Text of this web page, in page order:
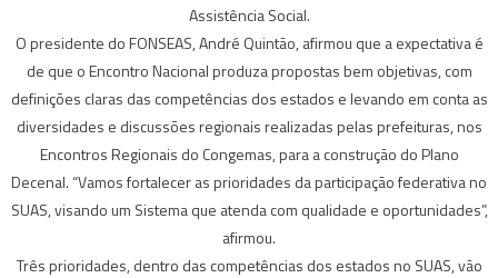
Assistência Social.
O presidente do FONSEAS, André Quintão, afirmou que a expectativa é
de que o Encontro Nacional produza propostas bem objetivas, com
definições claras das competências dos estados e levando em conta as
diversidades e discussões regionais realizadas pelas prefeituras, nos
Encontros Regionais do Congemas, para a construção do Plano
Decenal. “Vamos fortalecer as prioridades da participação federativa no
SUAS, visando um Sistema que atenda com qualidade e oportunidades”,
afirmou.
Três prioridades, dentro das competências dos estados no SUAS, vão